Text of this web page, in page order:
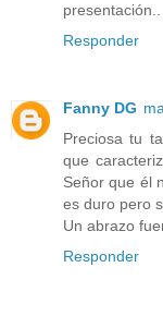
presentación..
Responder
Fanny DG
Preciosa tu
que
Señor que él
es duro pero
Un abrazo
Responder